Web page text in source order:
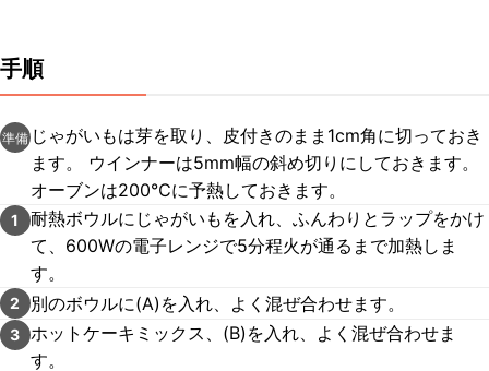
手順
準備 じゃがいもは芽を取り、皮付きのまま1cm角に切っておき
ます。 ウインナーは5mm幅の斜め切りにしておきます。
オーブンは200℃に予熱しておきます。
1
耐熱ボウルにじゃがいもを入れ、ふんわりとラップをかけ
て、600Wの電子レンジで5分程火が通るまで加熱しま
す。
2 別のボウルに(A)を入れ、よく混ぜ合わせます。
3 ホットケーキミックス、(B)を入れ、よく混ぜ合わせま
す。